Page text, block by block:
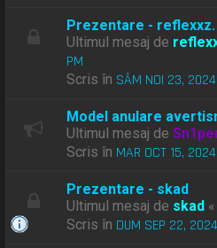
Prezentare - reflexxz.
Ultimul mesaj de
PM
Scris în SÂM NOI 23,
Model anulare
Ultimul mesaj de
Scris în MAR OCT 15,
Prezentare - skad
Ultimul mesaj de skad «
Scris în DUM SEP 22,